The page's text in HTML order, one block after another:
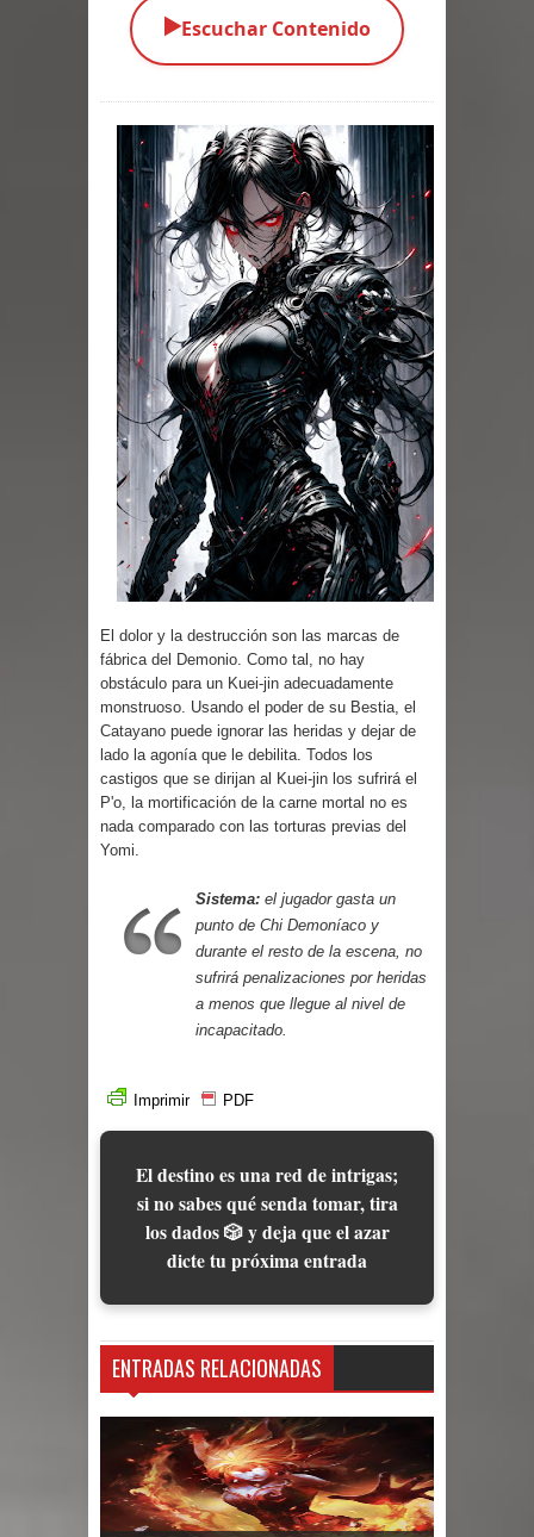
los Vivos
Parte 01: Escondido a Plena Luz
Parte 02: El Enemigo de mi Enemigo
Parte 06: Coletazos
Parte 05: Los Horrores del Infierno
Parte 04: Oídos Sordos
Parte 03: La Traición
Parte 02: Vuelve el Hijo Prodigo
Parte 03: Reflexiones
▶️Escuchar Contenido
El dolor y la destrucción son las marcas de
fábrica del Demonio. Como tal, no hay
obstáculo para un Kuei-jin adecuadamente
monstruoso. Usando el poder de su Bestia, el
Catayano puede ignorar las heridas y dejar de
lado la agonía que le debilita. Todos los
castigos que se dirijan al Kuei-jin los sufrirá el
P'o, la mortificación de la carne mortal no es
nada comparado con las torturas previas del
Yomi.
Sistema: el jugador gasta un
punto de Chi Demoníaco y
durante el resto de la escena, no
sufrirá penalizaciones por heridas
a menos que llegue al nivel de
incapacitado.
Imprimir PDF
El destino es una red de intrigas;
si no sabes qué senda tomar, tira
los dados 🎲 y deja que el azar
dicte tu próxima entrada
ENTRADAS RELACIONADAS